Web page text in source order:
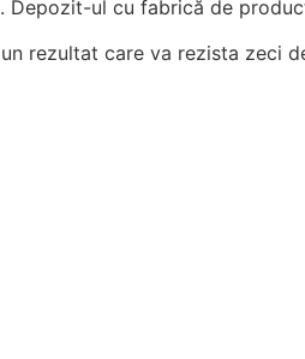
ul cu fabrică de
rezultat care va rezista zeci